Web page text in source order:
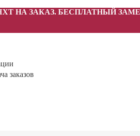
НА ЗАКАЗ. БЕСПЛАТНЫЙ
заказов